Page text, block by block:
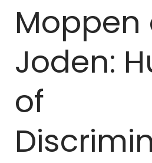
Moppen
Joden:
of